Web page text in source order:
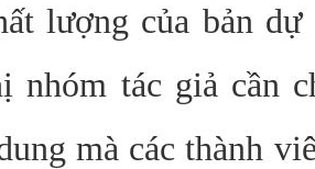
lượng của bản
nhóm tác giả cần
mà các thành